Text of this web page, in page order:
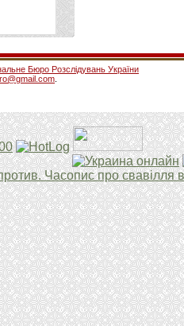
Бюро Розслідувань України